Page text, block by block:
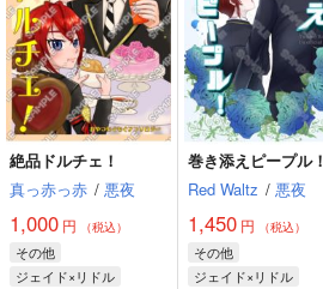
絶品ドルチェ！
真っ赤っ赤 / 悪夜
1,000 円 （税込）
その他
ジェイド×リドル
巻き添えピープル！
Red Waltz / 悪夜
1,450 円 （税込）
その他
ジェイド×リドル